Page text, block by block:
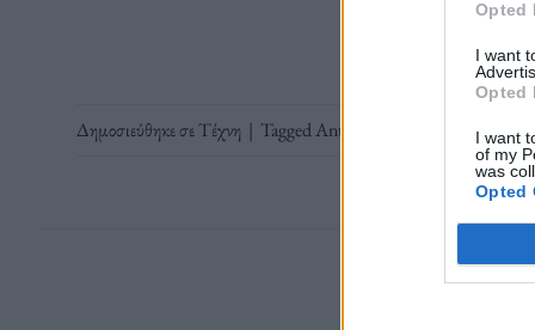
Opted
I want
Opted
I want
of my
was
Opted
Δημοσιεύθηκε σεΤέχνη | TaggedAnthony Kiedis Red Hot